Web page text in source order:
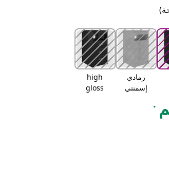
رمادي
إسمنتي
high
gloss
.